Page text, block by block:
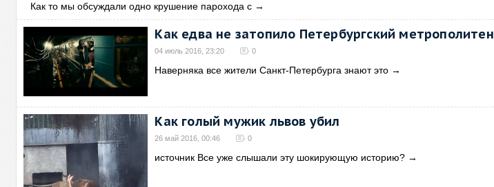
Как то мы обсуждали одно крушение парохода с →
Как едва не затопило Петербургский метрополитен
04 июль 2016, 23:20 0
Наверняка все жители Санкт-Петербурга знают это →
Как голый мужик львов убил
26 май 2016, 00:46 0
источник Все уже слышали эту шокирующую историю? →